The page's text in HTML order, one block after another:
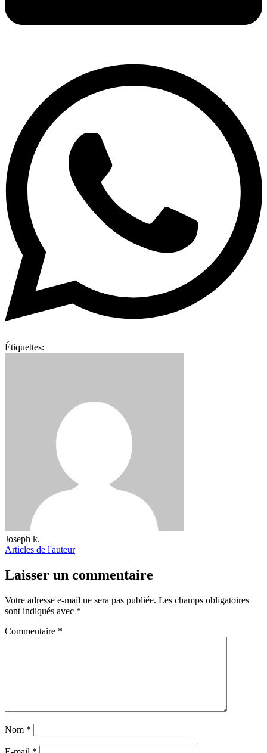
Étiquettes:
Joseph k.
Articles de l'auteur
Laisser un commentaire
Votre adresse e-mail ne sera pas publiée. Les champs obligatoires
sont indiqués avec *
Commentaire *
Nom *